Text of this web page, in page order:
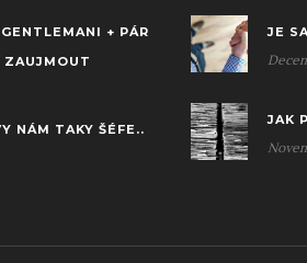
+ PÁR
ZAUJMOUT
NÁM TAKY ŠÉFE..
JE
JAK